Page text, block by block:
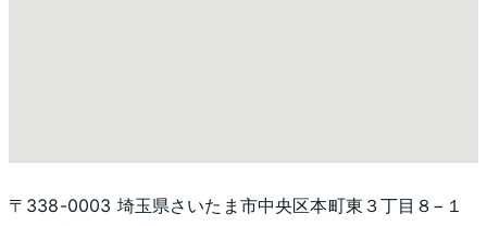
〒338-0003 埼玉県さいたま市中央区本町東３丁目８−１